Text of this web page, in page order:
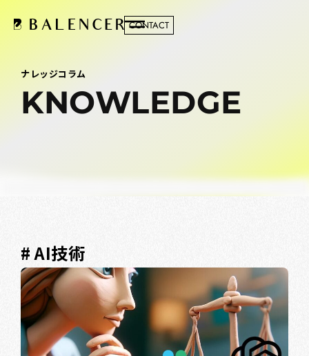
CONTACT
ナレッジコラム
KNOWLEDGE
# AI技術